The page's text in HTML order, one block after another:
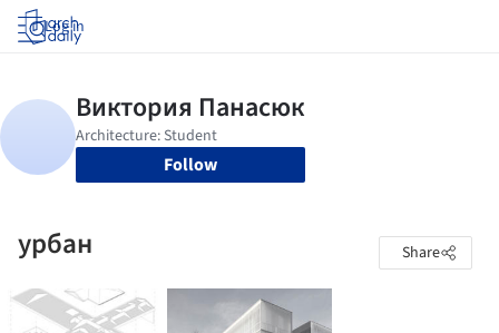
Log in
Follow
урбан Share